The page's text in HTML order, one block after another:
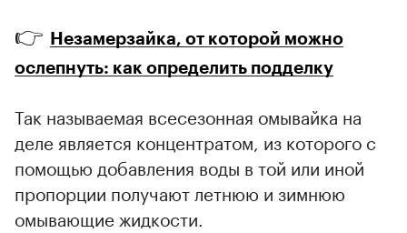
👉
Незамерзайка, от которой можно
ослепнуть: как определить подделку
Так называемая всесезонная омывайка на
деле является концентратом, из которого с
помощью добавления воды в той или иной
пропорции получают летнюю и зимнюю
омывающие жидкости.